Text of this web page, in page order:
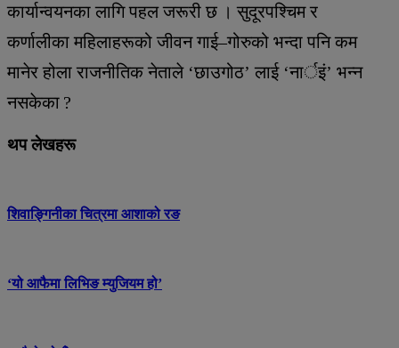
कार्यान्वयनका लागि पहल जरूरी छ । सुदूरपश्चिम र
कर्णालीका महिलाहरूको जीवन गाई–गोरुको भन्दा पनि कम
मानेर होला राजनीतिक नेताले ‘छाउगोठ’ लाई ‘नार्इं’ भन्न
नसकेका ?
थप लेखहरू
शिवाङ्गिनीका चित्रमा आशाको रङ
‘यो आफैमा लिभिङ म्युजियम हो’